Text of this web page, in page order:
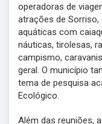
operadoras de
atrações de
aquáticas com
náuticas, tirolesas,
campismo,
geral. O município
tema de pesquisa
Ecológico.
Além das reuniões,